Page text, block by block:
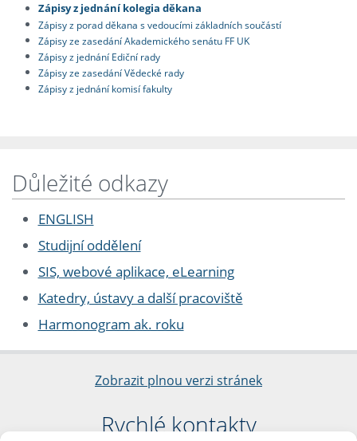
Zápisy z jednání kolegia děkana
Zápisy z porad děkana s vedoucími základních součástí
Zápisy ze zasedání Akademického senátu FF UK
Zápisy z jednání Ediční rady
Zápisy ze zasedání Vědecké rady
Zápisy z jednání komisí fakulty
Důležité odkazy
ENGLISH
Studijní oddělení
SIS, webové aplikace, eLearning
Katedry, ústavy a další pracoviště
Harmonogram ak. roku
Zobrazit plnou verzi stránek
Rychlé kontakty